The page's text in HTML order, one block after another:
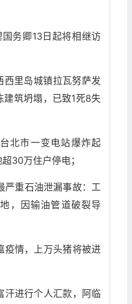
务卿13日起将相继访
西里岛城镇拉瓦努萨发
建筑坍塌，已致1死8失
北市一变电站爆炸起
30万住户停电；
严重石油泄漏事故：工
，因输油管道破裂导
疫情，上万头猪将被进
汗进行个人汇款，阿临